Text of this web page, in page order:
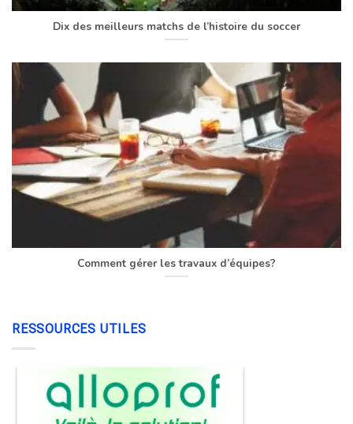
Dix des meilleurs matchs de l’histoire du soccer
Comment gérer les travaux d’équipes?
RESSOURCES UTILES